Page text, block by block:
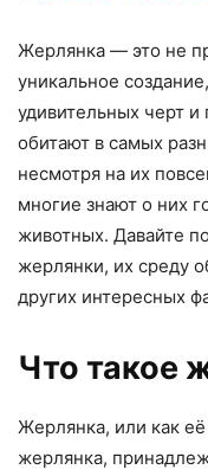
Жерлянка — это не
уникальное
удивительных черт
обитают в самых
несмотря на их
многие знают о них
животных. Давайте
жерлянки, их среду
других интересных
Что такое
Жерлянка, или как
жерлянка,